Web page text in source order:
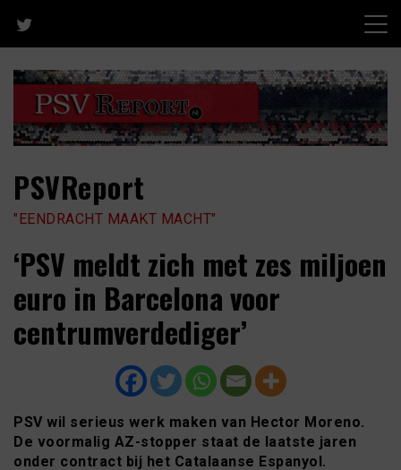
content
PSVReport
"EENDRACHT MAAKT MACHT"
‘PSV meldt zich met zes miljoen
euro in Barcelona voor
centrumverdediger’
PSV wil serieus werk maken van Hector Moreno.
De voormalig AZ-stopper staat de laatste jaren
onder contract bij het Catalaanse Espanyol.